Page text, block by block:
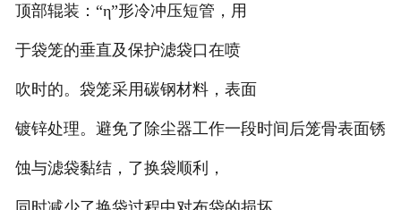
顶部辊装：“η”形冷冲压短管，用
于袋笼的垂直及保护滤袋口在喷
吹时的。袋笼采用碳钢材料，表面
镀锌处理。避免了除尘器工作一段时间后笼骨表面锈
蚀与滤袋黏结，了换袋顺利，